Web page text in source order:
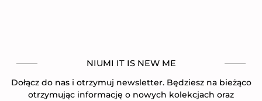
NIUMI IT IS NEW ME
Dołącz do nas i otrzymuj newsletter. Będziesz na bieżąco
otrzymując informację o nowych kolekcjach oraz